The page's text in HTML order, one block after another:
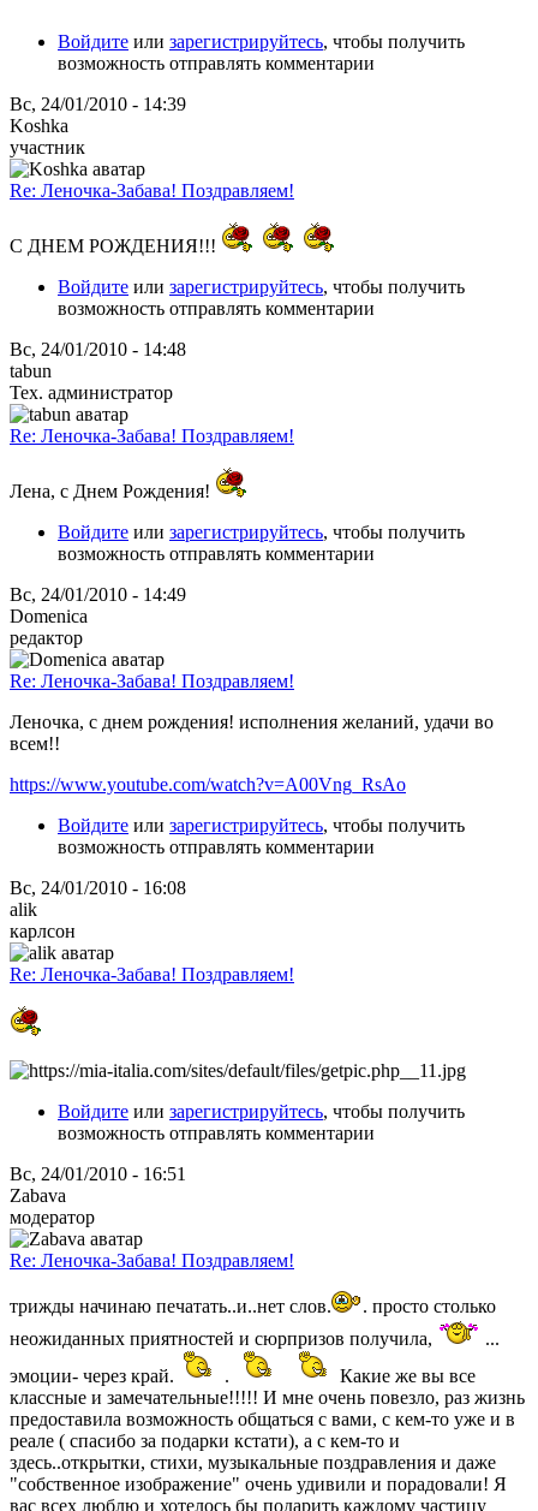
Войдите или зарегистрируйтесь, чтобы получить
возможность отправлять комментарии
Вс, 24/01/2010 - 14:39
Koshka
участник
Re: Леночка-Забава! Поздравляем!
С ДНЕМ РОЖДЕНИЯ!!!
Войдите или зарегистрируйтесь, чтобы получить
возможность отправлять комментарии
Вс, 24/01/2010 - 14:48
tabun
Тех. администратор
Re: Леночка-Забава! Поздравляем!
Лена, с Днем Рождения!
Войдите или зарегистрируйтесь, чтобы получить
возможность отправлять комментарии
Вс, 24/01/2010 - 14:49
Domenica
редактор
Re: Леночка-Забава! Поздравляем!
Леночка, с днем рождения! исполнения желаний, удачи во
всем!!
https://www.youtube.com/watch?v=A00Vng_RsAo
Войдите или зарегистрируйтесь, чтобы получить
возможность отправлять комментарии
Вс, 24/01/2010 - 16:08
alik
карлсон
Re: Леночка-Забава! Поздравляем!
Войдите или зарегистрируйтесь, чтобы получить
возможность отправлять комментарии
Вс, 24/01/2010 - 16:51
Zabava
модератор
Re: Леночка-Забава! Поздравляем!
трижды начинаю печатать..и..нет слов.
. просто столько
неожиданных приятностей и сюрпризов получила,
...
эмоции- через край.
.
Какие же вы все
классные и замечательные!!!!! И мне очень повезло, раз жизнь
предоставила возможность общаться с вами, с кем-то уже и в
реале ( спасибо за подарки кстати), а с кем-то и
здесь..открытки, стихи, музыкальные поздравления и даже
"собственное изображение" очень удивили и порадовали! Я
вас всех люблю и хотелось бы подарить каждому частицу